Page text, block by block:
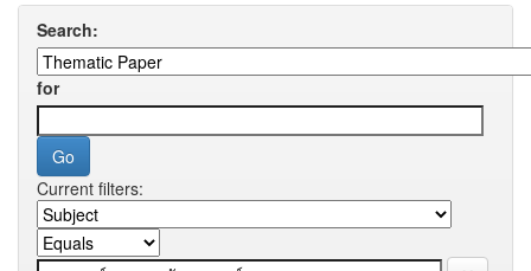
Search:
for
Current filters: